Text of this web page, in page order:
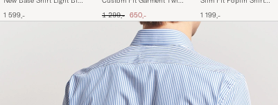
1 599,- Ordinary pris
1 299,- Nedsat pris
650,- 1 199,-